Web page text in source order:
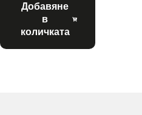
Добавяне
в
количката